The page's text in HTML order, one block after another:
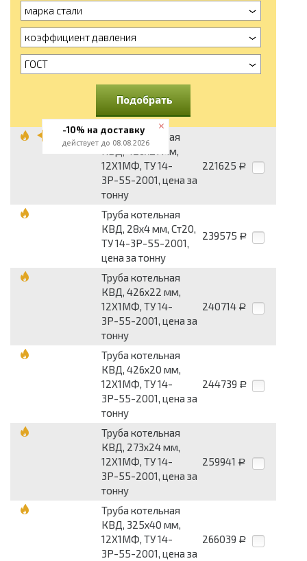
марка стали
коэффициент давления
ГОСТ
Подобрать
Труба котельная
КВД, 426х21 мм,
12Х1МФ, ТУ 14-
3Р-55-2001, цена за
тонну
221625 Р
Труба котельная
КВД, 28х4 мм, Ст20,
ТУ 14-3Р-55-2001,
цена за тонну
239575 Р
Труба котельная
КВД, 426х22 мм,
12Х1МФ, ТУ 14-
3Р-55-2001, цена за
тонну
240714 Р
Труба котельная
КВД, 426х20 мм,
12Х1МФ, ТУ 14-
3Р-55-2001, цена за
тонну
244739 Р
Труба котельная
КВД, 273х24 мм,
12Х1МФ, ТУ 14-
3Р-55-2001, цена за
тонну
259941 Р
Труба котельная
КВД, 325х40 мм,
12Х1МФ, ТУ 14-
3Р-55-2001, цена за
266039 Р
-10% на доставку
действует до 08.08.2026